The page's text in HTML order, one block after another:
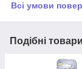
Всі умови
Подібні